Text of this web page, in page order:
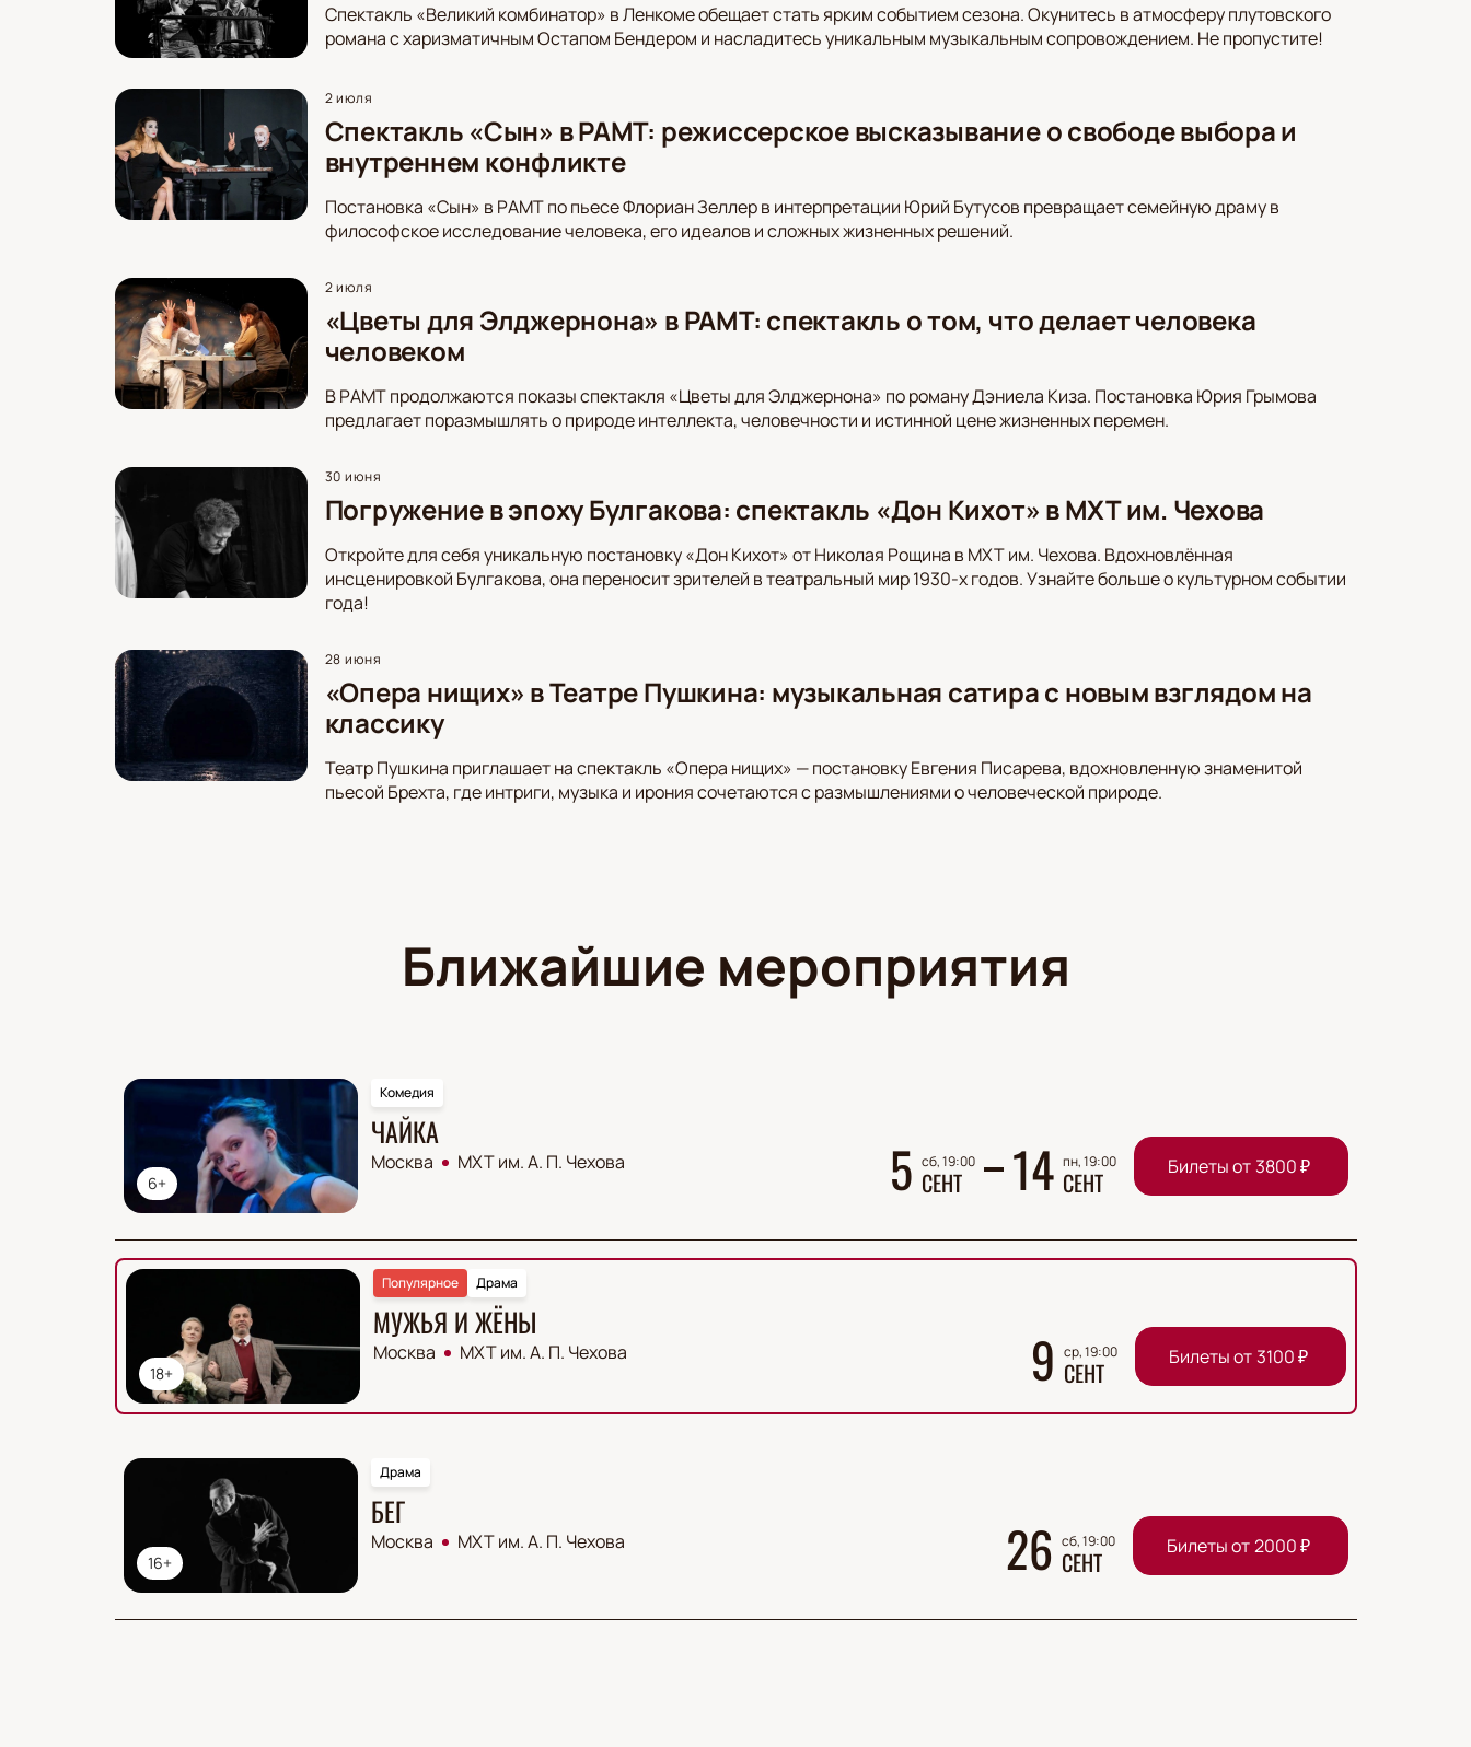
Спектакль «Великий комбинатор» в Ленкоме обещает стать ярким событием сезона. Окунитесь в атмосферу плутовского
романа с харизматичным Остапом Бендером и насладитесь уникальным музыкальным сопровождением. Не пропустите!
2 июля
Спектакль «Сын» в РАМТ: режиссерское высказывание о свободе выбора и
внутреннем конфликте
Постановка «Сын» в РАМТ по пьесе Флориан Зеллер в интерпретации Юрий Бутусов превращает семейную драму в
философское исследование человека, его идеалов и сложных жизненных решений.
2 июля
«Цветы для Элджернона» в РАМТ: спектакль о том, что делает человека
человеком
В РАМТ продолжаются показы спектакля «Цветы для Элджернона» по роману Дэниела Киза. Постановка Юрия Грымова
предлагает поразмышлять о природе интеллекта, человечности и истинной цене жизненных перемен.
30 июня
Погружение в эпоху Булгакова: спектакль «Дон Кихот» в МХТ им. Чехова
Откройте для себя уникальную постановку «Дон Кихот» от Николая Рощина в МХТ им. Чехова. Вдохновлённая
инсценировкой Булгакова, она переносит зрителей в театральный мир 1930-х годов. Узнайте больше о культурном событии
года!
28 июня
«Опера нищих» в Театре Пушкина: музыкальная сатира с новым взглядом на
классику
Театр Пушкина приглашает на спектакль «Опера нищих» — постановку Евгения Писарева, вдохновленную знаменитой
пьесой Брехта, где интриги, музыка и ирония сочетаются с размышлениями о человеческой природе.
Ближайшие мероприятия
6+
Комедия
ЧАЙКА
Москва МХТ им. А. П. Чехова 5 сб, 19:00
СЕНТ 14 пн, 19:00
СЕНТ Билеты от 3800₽
18+
Драма
Популярное
МУЖЬЯ И ЖЁНЫ
Москва МХТ им. А. П. Чехова 9 ср, 19:00
СЕНТ Билеты от 3100₽
16+
Драма
БЕГ
Москва МХТ им. А. П. Чехова 26 сб, 19:00
СЕНТ Билеты от 2000₽